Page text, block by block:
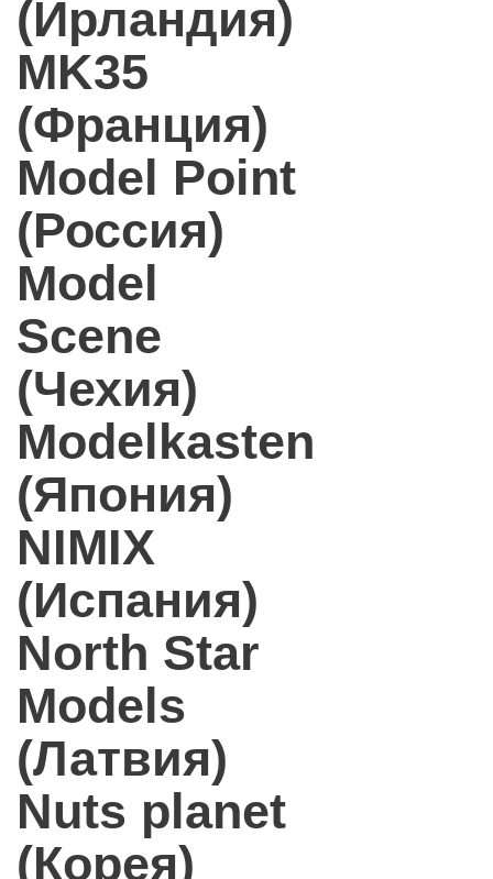
(Ирландия)
MK35
(Франция)
Model Point
(Россия)
Model
Scene
(Чехия)
Modelkasten
(Япония)
NIMIX
(Испания)
North Star
Models
(Латвия)
Nuts planet
(Корея)